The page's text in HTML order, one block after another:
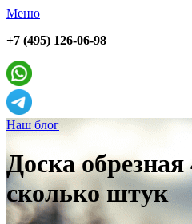
Меню
+7 (495) 126-06-98
Наш блог
Доска обрезная
сколько штук